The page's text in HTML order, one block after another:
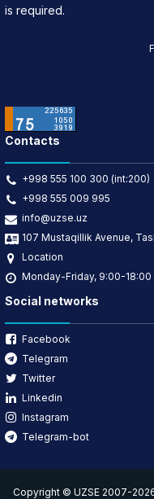
is required.
Contacts
+998 555 100 300 (int:200)
+998 555 009 995
info@uzse.uz
107 Mustaqillik Avenue,
Location
Monday-Friday, 9:00-18:00
Social networks
Facebook
Telegram
Twitter
Linkedin
Instagram
Telegram-bot
Copyright © UZSE 2007-